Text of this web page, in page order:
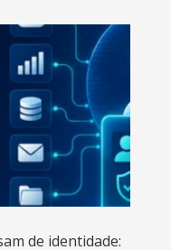
de identidade: